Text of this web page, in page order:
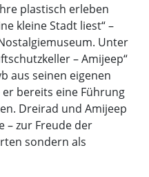
plastisch erleben
kleine Stadt liest“ –
Unter
– Amijeep“
aus seinen eigenen
bereits eine Führung
Dreirad und Amijeep
– zur Freude der
sondern als